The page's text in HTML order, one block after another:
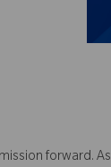
forward.